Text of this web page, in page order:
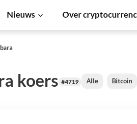
Nieuws Over
koers #4719 Alle Bitcoin